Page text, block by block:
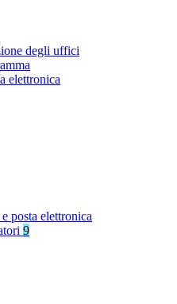
degli uffici
elettronica
posta elettronica
9